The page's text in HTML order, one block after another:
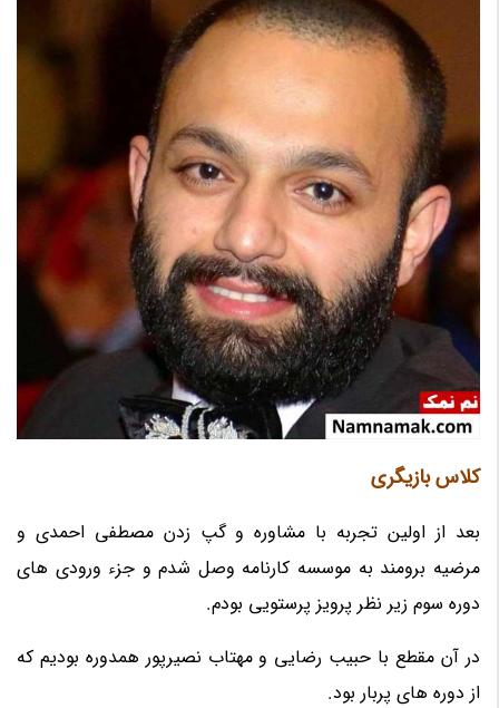
کلاس بازیگری
بعد از اولین تجربه با مشاوره و گپ زدن مصطفی احمدی و
مرضیه برومند به موسسه کارنامه وصل شدم و جزء ورودی های
دوره سوم زیر نظر پرویز پرستویی بودم.
در آن مقطع با حبیب رضایی و مهتاب نصیرپور همدوره بودیم که
از دوره های پربار بود.